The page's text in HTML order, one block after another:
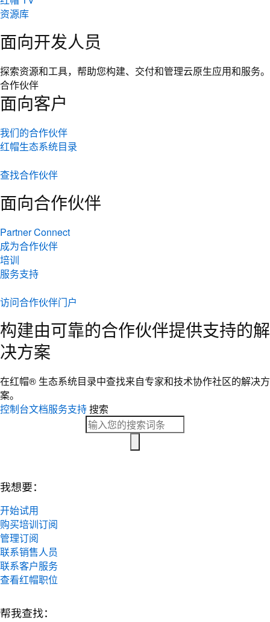
资源库
面向开发人员
探索资源和工具，帮助您构建、交付和管理云原生应用和服务。
合作伙伴
面向客户
我们的合作伙伴
红帽生态系统目录
查找合作伙伴
面向合作伙伴
Partner Connect
成为合作伙伴
培训
服务支持
访问合作伙伴门户
构建由可靠的合作伙伴提供支持的解
决方案
在红帽® 生态系统目录中查找来自专家和技术协作社区的解决方
案。
控制台文档服务支持搜索
我想要：
开始试用
购买培训订阅
管理订阅
联系销售人员
联系客户服务
查看红帽职位
帮我查找：